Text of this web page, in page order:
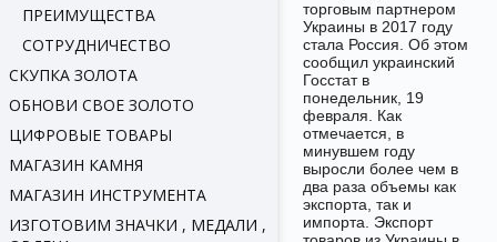
ПРЕИМУЩЕСТВА
СОТРУДНИЧЕСТВО
СКУПКА ЗОЛОТА
ОБНОВИ СВОЕ ЗОЛОТО
ЦИФРОВЫЕ ТОВАРЫ
МАГАЗИН КАМНЯ
МАГАЗИН ИНСТРУМЕНТА
ИЗГОТОВИМ ЗНАЧКИ , МЕДАЛИ ,
торговым партнером
Украины в 2017 году
стала Россия. Об этом
сообщил украинский
Госстат в
понедельник, 19
февраля. Как
отмечается, в
минувшем году
выросли более чем в
два раза объемы как
экспорта, так и
импорта. Экспорт